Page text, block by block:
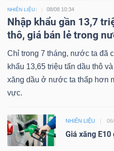
NHIÊN LIỆU 08/08 10:34
Nhập khẩu gần 13,7
thô, giá bán lẻ trong
Chỉ trong 7 tháng, nước ta đã
khẩu 13,65 triệu tấn dầu thô
xăng dầu ở nước ta thấp hơn
vực.
NHIÊN LIỆU
Giá xăng